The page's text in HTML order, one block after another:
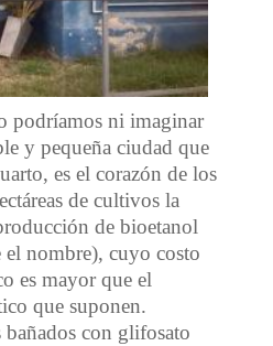
podríamos ni imaginar
y pequeña ciudad que
es el corazón de los
de cultivos la
de bioetanol
nombre), cuyo costo
es mayor que el
que suponen.
con glifosato